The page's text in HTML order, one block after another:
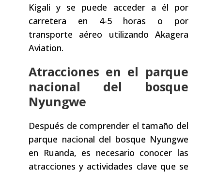
Kigali y se puede acceder a él por
carretera en 4-5 horas o por
transporte aéreo utilizando Akagera
Aviation.
Atracciones en el parque
nacional del bosque
Nyungwe
Después de comprender el tamaño del
parque nacional del bosque Nyungwe
en Ruanda, es necesario conocer las
atracciones y actividades clave que se